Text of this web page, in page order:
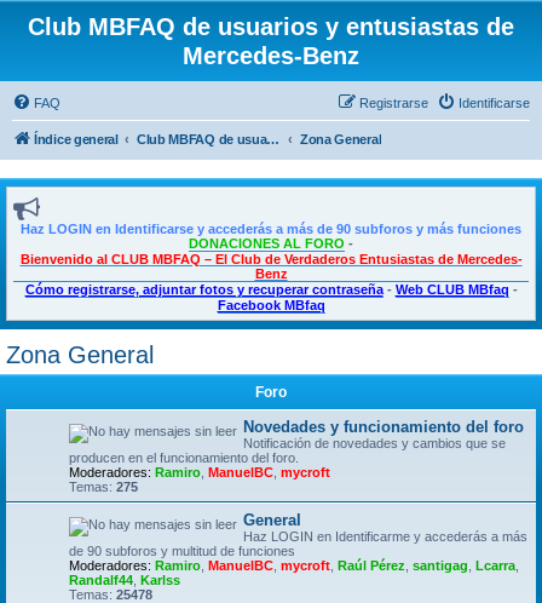
Club MBFAQ de usuarios y entusiastas de
Mercedes-Benz
FAQ Identificarse
Registrarse
Índice general Club MBFAQ de usuarios y entusiastas de Mercedes Benz Zona General
Haz LOGIN en Identificarse y accederás a más de 90 subforos y más funciones
DONACIONES AL FORO -
Bienvenido al CLUB MBFAQ – El Club de Verdaderos Entusiastas de Mercedes-
Benz
Cómo registrarse, adjuntar fotos y recuperar contraseña- Web CLUB MBfaq -
Facebook MBfaq
Zona General
Foro
Novedades y funcionamiento del foro
Notificación de novedades y cambios que se
producen en el funcionamiento del foro.
Moderadores: Ramiro ManuelBC mycroft
Temas: 275
General
Haz LOGIN en Identificarme y accederás a más
de 90 subforos y multitud de funciones
Moderadores: Ramiro ManuelBC mycroft Raúl Pérez santigag Lcarra
Randalf44 Karlss
Temas: 25478